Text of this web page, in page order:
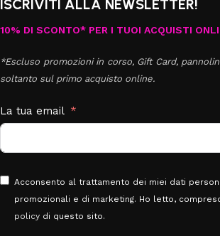
ISCRIVITI ALLA NEWSLETTER!
10% DI SCONTO* PER I TUOI ACQUISTI
*Escluso promozioni in corso, Gift Card,
soltanto sul primo acquisto online.
La tua email
Acconsento al trattamento dei miei dati
promozionali e di marketing. Ho letto,
policy di questo sito.